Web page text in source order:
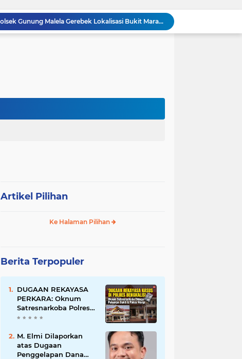
BREAKING NEWS: Polsek Gunung Malela Gerebek Lokalisasi Bukit Maraja, Dua Perempuan Menangis Saat Diciduk Bersama Sabu
Meneguhkan Jati Diri Patambor Indonesia. PATAMBOR INDONESIA Akan Gelar RAKERNAS II Di Jakarta.
REKAMAN PEMERIKSAAN BUKTI: Oknum Satresnarkoba Polres Bengkalis Diduga Seret Warga Tak di TKP, Palsukan Barang Bukti & Waktu Penangkapan.
Artikel Pilihan
Ke Halaman Pilihan
Berita Terpopuler
DUGAAN REKAYASA
PERKARA: Oknum
Satresnarkoba Polres
Bengkalis Diduga
Hingga Paksa Warga
Hadir di TKP
M. Elmi Dilaporkan
atas Dugaan
Penggelapan Dana